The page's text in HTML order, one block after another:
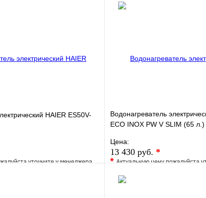
HAIER ES50V-
уточните у менеджера
Водонагреватель
ECO INOX PW V SLIM (65
Цена:
13 430 руб. *
*Актуальную цену пожалуйста
В избранное